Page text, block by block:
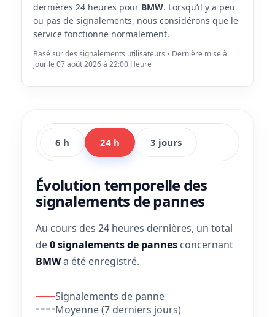
dernières 24 heures pour BMW. Lorsqu’il y a peu
ou pas de signalements, nous considérons que le
service fonctionne normalement.
Basé sur des signalements utilisateurs • Dernière mise à
jour le 07 août 2026 à 22:00 Heure
6 h 24 h 3 jours
Évolution temporelle des
signalements de pannes
Au cours des 24 heures dernières, un total
de0 signalements de pannes concernant
BMWa été enregistré.
Signalements de panne
Moyenne (7 derniers jours)